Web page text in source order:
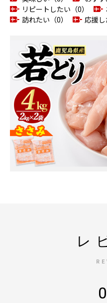
リピートしたい（0）
訪れたい（0）
応援し
レ
0